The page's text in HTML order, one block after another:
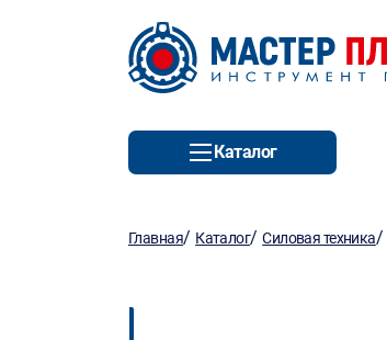
Каталог
Главная/ Каталог/Силовая техника/